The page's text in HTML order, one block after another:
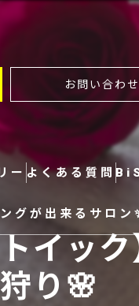
お問い合わ
ー よくある質問
グが出来るサロン
トイッ
狩り🌸